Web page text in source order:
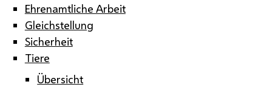
Ehrenamtliche Arbeit
Gleichstellung
Sicherheit
Tiere
Übersicht